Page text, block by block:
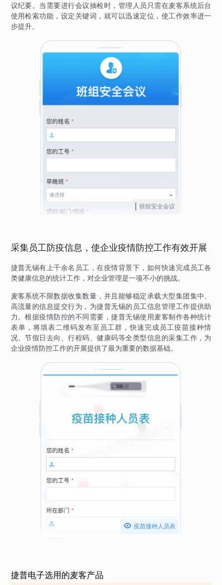
议纪要。当需要进行会议抽检时，管理人员只需在麦客系统后台
使用检索功能，设定关键词，就可以迅速定位，使工作效率进一
步提升。
班组安全会议
采集员工防疫信息，使企业疫情防控工作有效开展
捷普无锡有上千余名员工，在疫情背景下，如何快速完成员工各
类健康信息的统计工作，对企业管理是一项不小的挑战。
麦客系统不限数据收集数量，并且能够稳定承载大型集团集中、
高流量的信息提交行为，为捷普无锡的员工信息管理工作提供助
力。根据疫情防控的不同需要，捷普无锡使用麦客制作各种统计
表单，将填表二维码发布至员工群，快速完成员工疫苗接种情
况、节假日去向、行程码、健康码等全类型信息的采集工作，为
企业疫情防控工作的开展提供了最为重要的数据基础。
 疫苗接种人员表
捷普电子选用的麦客产品